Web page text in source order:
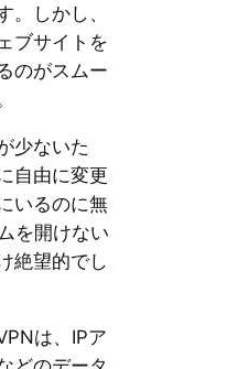
。しかし、
ブサイトを
のがスムー
少ないた
自由に変更
いるのに無
を開けない
絶望的でし
は、IPア